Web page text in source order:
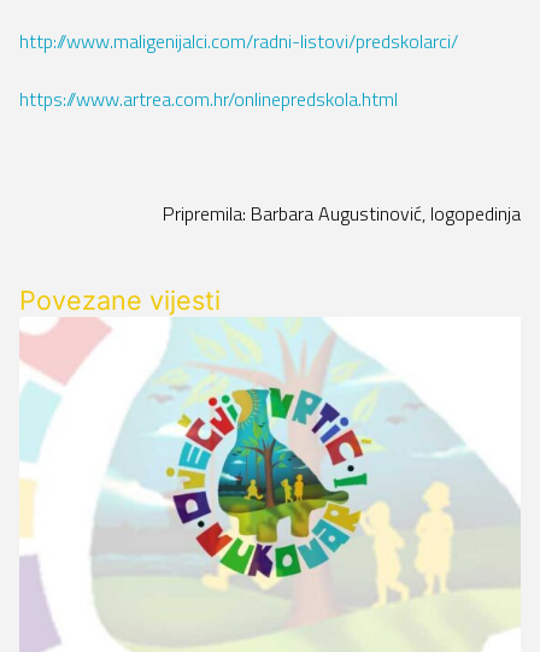
http://www.maligenijalci.com/radni-listovi/predskolarci/
https://www.artrea.com.hr/onlinepredskola.html
Pripremila: Barbara Augustinović, logopedinja
Povezane vijesti